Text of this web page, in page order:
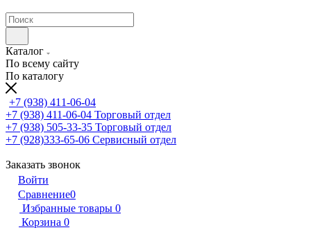
Каталог
По всему сайту
По каталогу
+7 (938) 411-06-04
+7 (938) 411-06-04 Торговый отдел
+7 (938) 505-33-35 Торговый отдел
+7 (928)333-65-06 Сервисный отдел
Заказать звонок
Войти
Сравнение0
Избранные товары 0
Корзина 0